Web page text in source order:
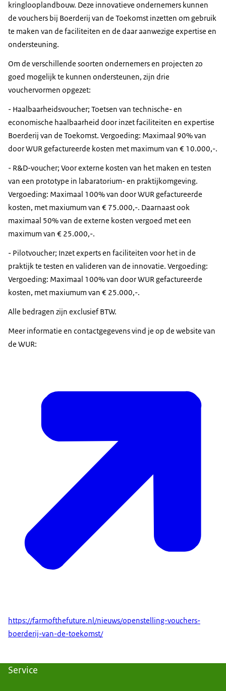
kringlooplandbouw. Deze innovatieve ondernemers kunnen
de vouchers bij Boerderij van de Toekomst inzetten om gebruik
te maken van de faciliteiten en de daar aanwezige expertise en
ondersteuning.
Om de verschillende soorten ondernemers en projecten zo
goed mogelijk te kunnen ondersteunen, zijn drie
vouchervormen opgezet:
- Haalbaarheidsvoucher; Toetsen van technische- en
economische haalbaarheid door inzet faciliteiten en expertise
Boerderij van de Toekomst. Vergoeding: Maximaal 90% van
door WUR gefactureerde kosten met maximum van € 10.000,-.
- R&D-voucher; Voor externe kosten van het maken en testen
van een prototype in labaratorium- en praktijkomgeving.
Vergoeding: Maximaal 100% van door WUR gefactureerde
kosten, met maxiumum van € 75.000,-. Daarnaast ook
maximaal 50% van de externe kosten vergoed met een
maximum van € 25.000,-.
- Pilotvoucher; Inzet experts en faciliteiten voor het in de
praktijk te testen en valideren van de innovatie. Vergoeding:
Vergoeding: Maximaal 100% van door WUR gefactureerde
kosten, met maxiumum van € 25.000,-.
Alle bedragen zijn exclusief BTW.
Meer informatie en contactgegevens vind je op de website van
de WUR:
https://farmofthefuture.nl/nieuws/openstelling-vouchers-
boerderij-van-de-toekomst/
Service